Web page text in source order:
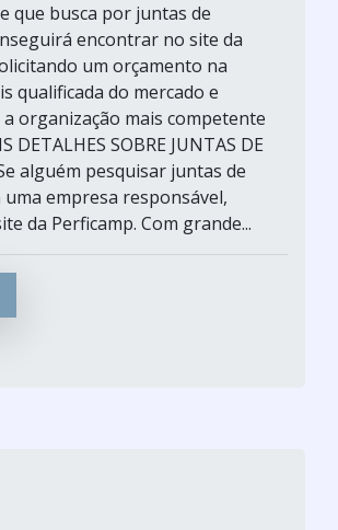
que busca por juntas de
encontrar no site da
um orçamento na
qualificada do mercado e
organização mais competente
DETALHES SOBRE JUNTAS DE
alguém pesquisar juntas de
uma empresa responsável,
da Perficamp. Com grande...